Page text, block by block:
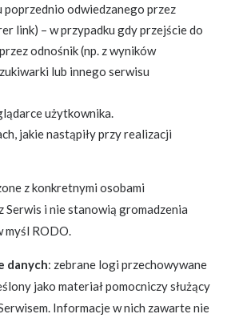
poprzednio odwiedzanego przez
link) – w przypadku gdy przejście do
odnośnik (np. z wyników
lub innego serwisu
użytkownika.
jakie nastąpiły przy realizacji
z konkretnymi osobami
Serwis i nie stanowią gromadzenia
myśl RODO.
danych: zebrane logi przechowywane
jako materiał pomocniczy służący
Informacje w nich zawarte nie